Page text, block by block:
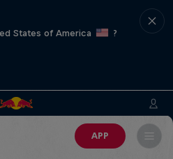
States of America
?
APP